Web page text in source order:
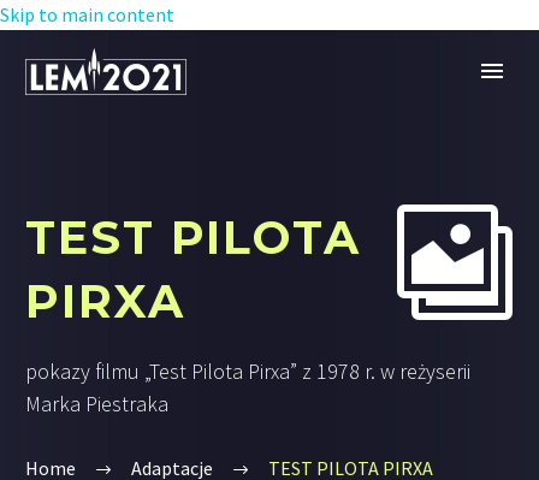
Skip to main content


TEST PILOTA
PIRXA
pokazy filmu „Test Pilota Pirxa” z 1978 r. w reżyserii
Marka Piestraka
Home Adaptacje TEST PILOTA PIRXA